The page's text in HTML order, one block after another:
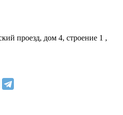
проезд, дом 4, строение 1 ,